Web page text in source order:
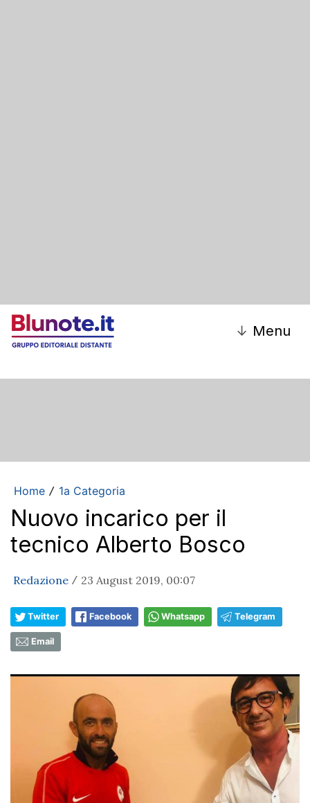
↓ Menu
Home / 1a Categoria
Nuovo incarico per il
tecnico Alberto Bosco
Redazione / 23 August 2019, 00:07
Twitter Facebook Whatsapp Telegram
Email